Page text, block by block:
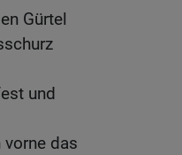
Gürtel
und
das